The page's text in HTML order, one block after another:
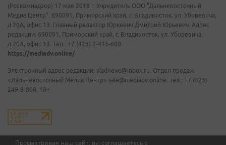
Просматривая наш сайт, вы соглашаетесь с
(Роскомнадзор) 17 мая 2018 г. Учредитель ООО "Дальневосточный
Медиа Центр". 690091, Приморский край, г. Владивосток, ул. Уборевича,
д.20А, офис 13. Главный редактор Юркевич Дмитрий Юрьевич. Адрес
редакции: 690091, Приморский край, г. Владивосток, ул. Уборевича,
д.20А, офис 13. Тел.: +7 (423) 2-415-600.
https://mediadv.online/
Электронный адрес редакции: vladnews@inbox.ru. Отдел продаж
«Дальневосточный Медиа Центр» sale@mediadv.online. Тел.: +7 (423)
249-8-800. 18+